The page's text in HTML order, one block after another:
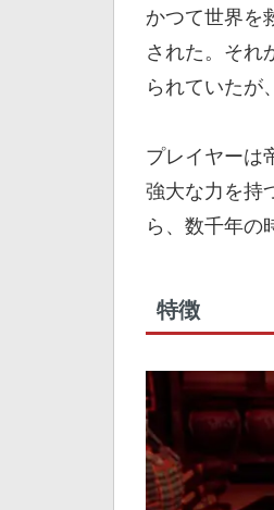
かつて世界を
された。それ
られていた
プレイヤーは
強大な力を持
ら、数千年の
特徴